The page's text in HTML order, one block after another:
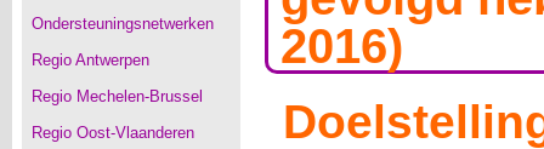
Ondersteuningsnetwerken
Regio Antwerpen
Regio Mechelen-Brussel
Regio Oost-Vlaanderen
2016)